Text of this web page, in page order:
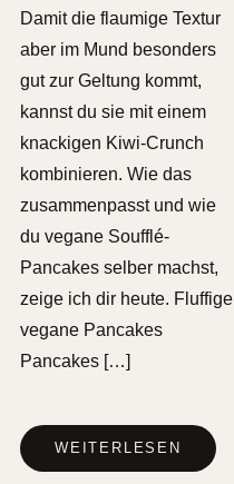
Damit die flaumige Textur
aber im Mund besonders
gut zur Geltung kommt,
kannst du sie mit einem
knackigen Kiwi-Crunch
kombinieren. Wie das
zusammenpasst und wie
du vegane Soufflé-
Pancakes selber machst,
zeige ich dir heute. Fluffige
vegane Pancakes
Pancakes […]
WEITERLESEN